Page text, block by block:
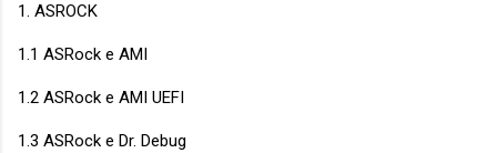
1. ASROCK
1.1 ASRock e AMI
1.2 ASRock e AMI UEFI
1.3 ASRock e Dr. Debug